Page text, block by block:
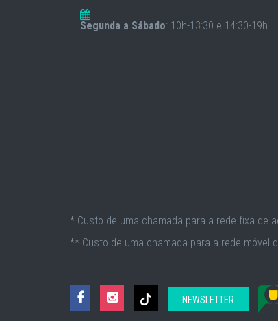
Segunda a Sábado: 10h-13:30 e 14:30-19h
* Custo de uma chamada para a rede fixa de
** Custo de uma chamada para a rede móvel
NEWSLETTER